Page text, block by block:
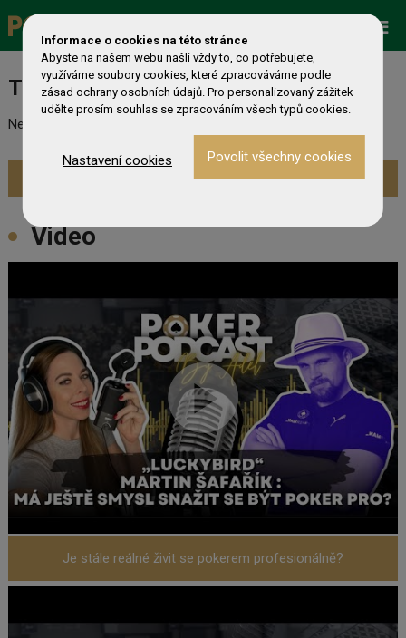
Turnaj nebyl nalezen
Nebyl nalezen odpovídající turnaj. Prevděpodobně již skončil.
Zobrazit aktuální turnaje »
Video
Je stále reálné živit se pokerem profesionálně?
Informace o cookies na této stránce
Abyste na našem webu našli vždy to, co potřebujete,
využíváme soubory cookies, které zpracováváme podle
zásad ochrany osobních údajů. Pro personalizovaný zážitek
udělte prosím souhlas se zpracováním všech typů cookies.
Nastavení cookies